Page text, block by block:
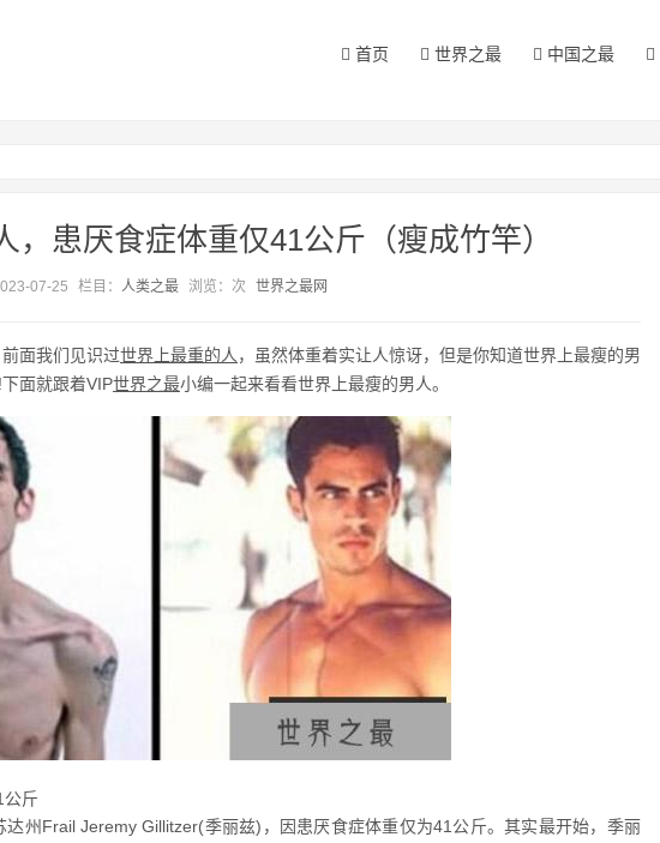
首页 世界之最 中国之最
，患厌食症体重仅41公斤（瘦成竹竿）
07-25 栏目： 人类之最 浏览： 次 世界之最网
面我们见识过世界上最重的人 ，虽然体重着实让人惊讶，但是你知道世界上最瘦的男
面就跟着VIP世界之最小编一起来看看世界上最瘦的男人。
公斤
州Frail Jeremy Gillitzer(季丽兹)，因患厌食症体重仅为41公斤。其实最开始，季丽